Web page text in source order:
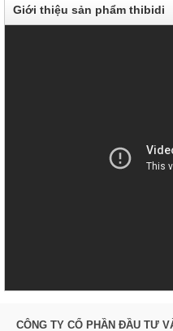
Giới thiệu sản phẩm thibidi
CÔNG TY CỔ PHẦN ĐẦU TƯ